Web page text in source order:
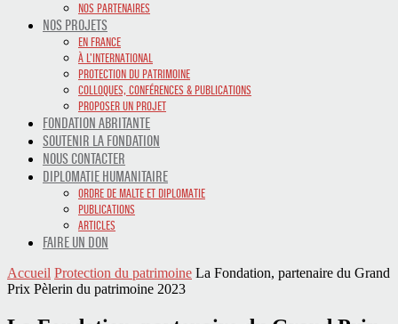
NOS PARTENAIRES
NOS PROJETS
EN FRANCE
À L’INTERNATIONAL
PROTECTION DU PATRIMOINE
COLLOQUES, CONFÉRENCES & PUBLICATIONS
PROPOSER UN PROJET
FONDATION ABRITANTE
SOUTENIR LA FONDATION
NOUS CONTACTER
DIPLOMATIE HUMANITAIRE
ORDRE DE MALTE ET DIPLOMATIE
PUBLICATIONS
ARTICLES
FAIRE UN DON
Accueil Protection du patrimoine La Fondation, partenaire du Grand
Prix Pèlerin du patrimoine 2023